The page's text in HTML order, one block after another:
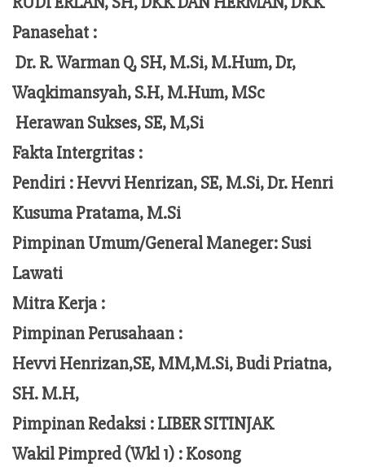
Panasehat :
Dr. R. Warman Q, SH, M.Si, M.Hum,Dr,
Waqkimansyah, S.H, M.Hum, MSc
Herawan Sukses, SE, M,Si
Fakta Intergritas :
Pendiri :Hevvi Henrizan, SE, M.Si, Dr. Henri
Kusuma Pratama, M.Si
Pimpinan Umum/General Maneger:Susi
Lawati
Mitra Kerja :
Pimpinan Perusahaan :
Hevvi Henrizan,SE, MM,M.Si,Budi Priatna,
SH. M.H,
Pimpinan Redaksi :LIBER SITINJAK
Wakil Pimpred (Wkl 1) : Kosong